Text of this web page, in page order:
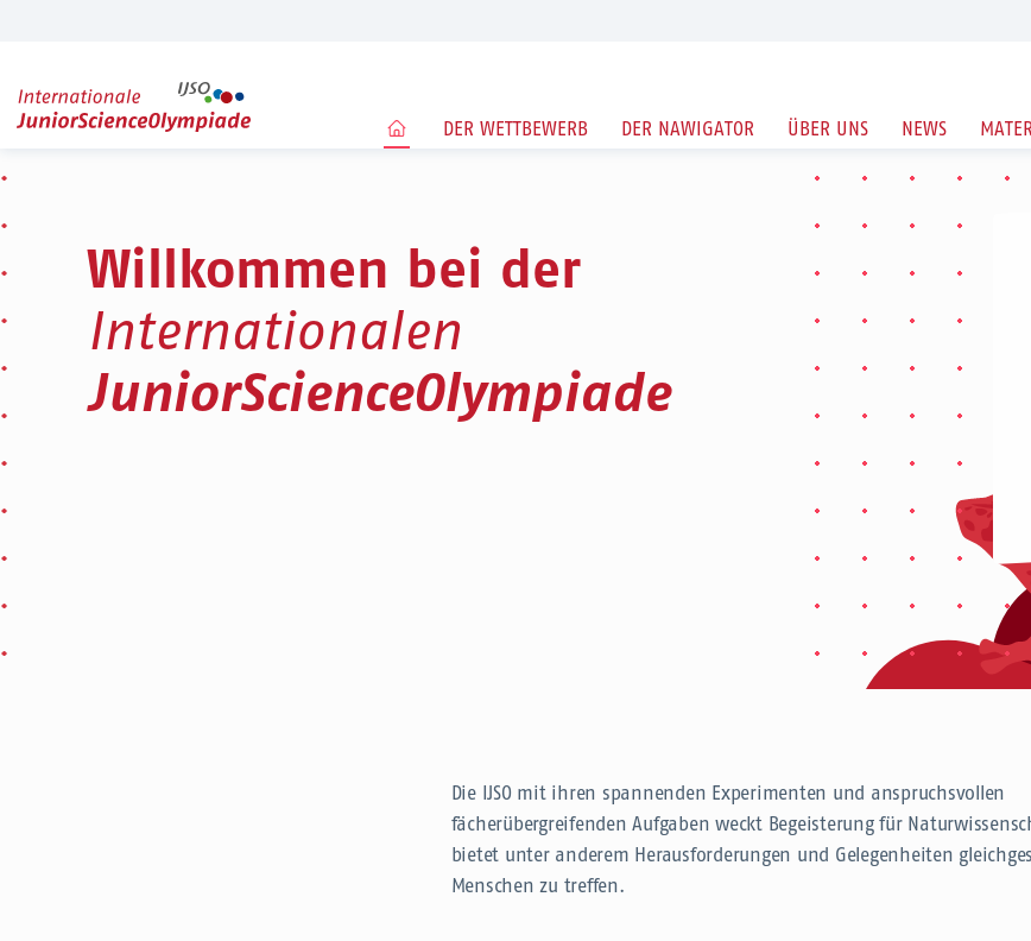
HOME DER WETTBEWERB DER NAWIGATOR ÜBER UNS NEWS
Willkommen bei der
Internationalen
JuniorScienceOlympiade
Die IJSO mit ihren spannenden Experimenten und anspruchsvollen
fächerübergreifenden Aufgaben weckt Begeisterung für
bietet unter anderem Herausforderungen und Gelegenheiten
Menschen zu treffen.